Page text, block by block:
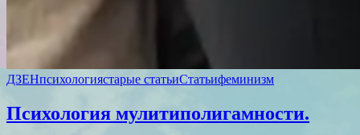
ДЗЕНпсихологиястарые статьиСтатьифеминизм
Психология мулитиполигамности.